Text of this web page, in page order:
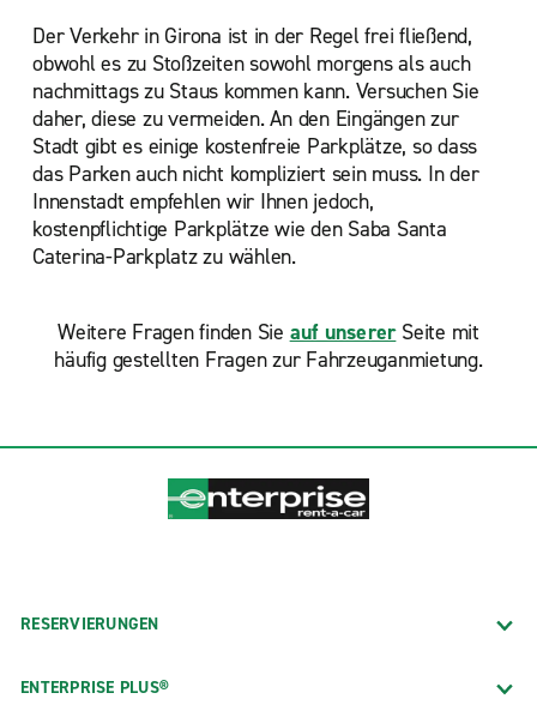
Der Verkehr in Girona ist in der Regel frei fließend,
obwohl es zu Stoßzeiten sowohl morgens als auch
nachmittags zu Staus kommen kann. Versuchen Sie
daher, diese zu vermeiden. An den Eingängen zur
Stadt gibt es einige kostenfreie Parkplätze, so dass
das Parken auch nicht kompliziert sein muss. In der
Innenstadt empfehlen wir Ihnen jedoch,
kostenpflichtige Parkplätze wie den Saba Santa
Caterina-Parkplatz zu wählen.
Weitere Fragen finden Sie auf unsererSeite mit
häufig gestellten Fragen zur Fahrzeuganmietung.
RESERVIERUNGEN
ENTERPRISE PLUS®